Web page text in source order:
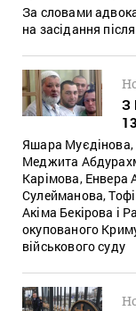
За словами
на засідання
З
Яшара Муєдінова,
Меджита
Карімова, Енвера
Сулейманова,
Акіма Бекірова і
окупованого
військового суду